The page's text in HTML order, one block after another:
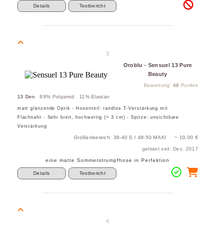
Details Testbericht
3
Oroblu - Sensuel 13 Pure
Beauty
Bewertung:48 Punkte
13 Den 89% Polyamid 11% Elastan
matt glänzende Optik - Hosenteil: randlos T-Verstärkung mit
Flachnaht - Sehr breit, hochwertig (> 3 cm) - Spitze: unsichtbare
Verstärkung
Größenbereich: 38-40 S / 48-50 MAXI ~ 10,00 €
gelistet seit: Dez. 2017
eine matte Sommerstrumpfhose in Perfektion
Details Testbericht
4